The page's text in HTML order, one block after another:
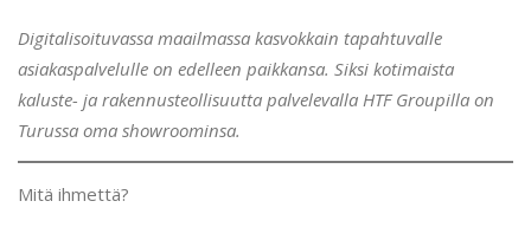
Digitalisoituvassa maailmassa kasvokkain tapahtuvalle
asiakaspalvelulle on edelleen paikkansa. Siksi kotimaista
kaluste- ja rakennusteollisuutta palvelevalla HTF Groupilla on
Turussa oma showroominsa.
Mitä ihmettä?